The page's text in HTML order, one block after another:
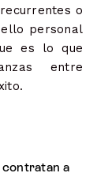
o
personal
es lo que
entre
a